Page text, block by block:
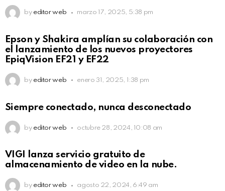
by editor web marzo 17, 2025, 5:38 pm
Epson y Shakira amplían su colaboración con
el lanzamiento de los nuevos proyectores
EpiqVision EF21 y EF22
by editor web enero 31, 2025, 1:38 pm
Siempre conectado, nunca desconectado
by editor web octubre 28, 2024, 10:08 am
VIGI lanza servicio gratuito de
almacenamiento de video en la nube.
by editor web agosto 22, 2024, 6:49 am